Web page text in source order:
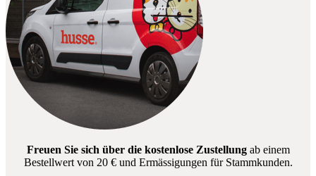
Freuen Sie sich über die kostenlose Zustellungab einem
Bestellwert von 20 € und Ermässigungen für Stammkunden.